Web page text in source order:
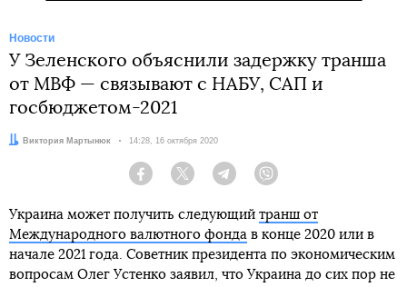
Новости
У Зеленского объяснили задержку транша
от МВФ — связывают с НАБУ, САП и
госбюджетом-2021
Автор:Виктория Мартынюк Дата:
14:28, 16 октября 2020
Facebook Twitter Telegram
Украина может получить следующий транш от
Международного валютного фонда в конце 2020 или в
начале 2021 года. Советник президента по экономическим
вопросам Олег Устенко заявил, что Украина до сих пор не